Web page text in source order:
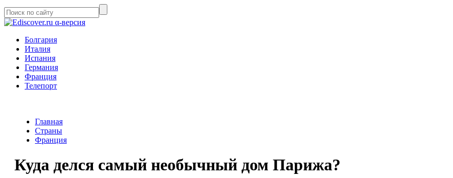
α-версия
Болгария
Италия
Испания
Германия
Франция
Телепорт
Главная
Страны
Франция
Куда делся самый необычный дом Парижа?